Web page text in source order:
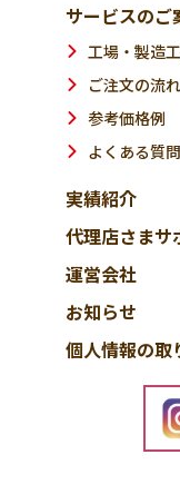
サービスのご
工場・製造
ご注文の流れ
参考価格例
よくある質問
実績紹介
代理店さまサ
運営会社
お知らせ
個人情報の取